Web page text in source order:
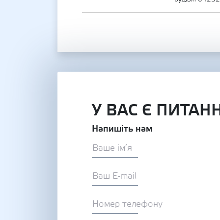
У ВАС Є
Напишіть нам